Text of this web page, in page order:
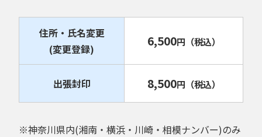
住所・氏名変更
(変更登録)
6,500円 （税込）
出張封印 8,500円 （税込）
※神奈川県内(湘南・横浜・川崎・相模ナンバー)のみ